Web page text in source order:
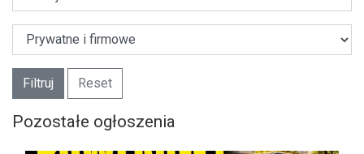
Filtruj Reset
Pozostałe ogłoszenia